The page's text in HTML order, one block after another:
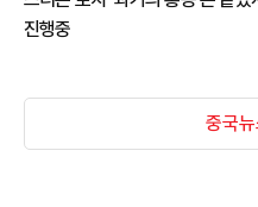
진행중
중국